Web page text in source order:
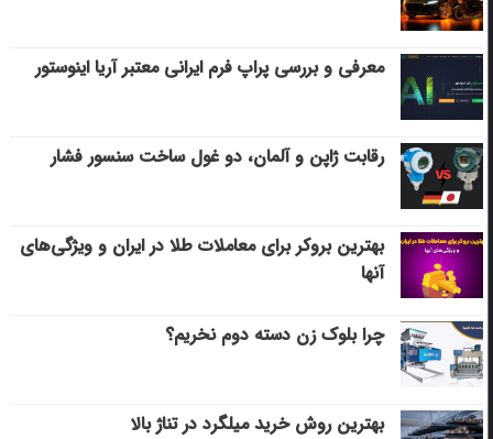
معرفی و بررسی پراپ فرم ایرانی معتبر آریا اینوستور
رقابت ژاپن و آلمان، دو غول ساخت سنسور فشار
بهترین بروکر برای معاملات طلا در ایران و ویژگی‌های
آنها
چرا بلوک زن دسته دوم نخریم؟
بهترین روش خرید میلگرد در تناژ بالا